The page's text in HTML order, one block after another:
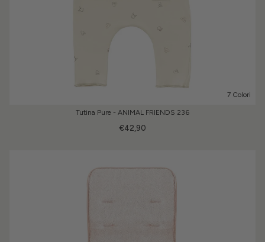
7 Colori
Tutina Pure - ANIMAL FRIENDS 236
€42,90